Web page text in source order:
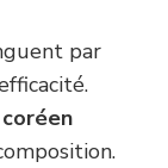
par